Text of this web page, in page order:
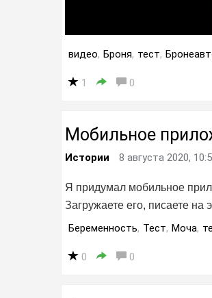
видео, Броня, тест,
1 0
Мобильное
Истории 8 августа 2020,
Я придумал мобильное
Загружаете его, писаете
Беременность, Тест, Моча,
0 0